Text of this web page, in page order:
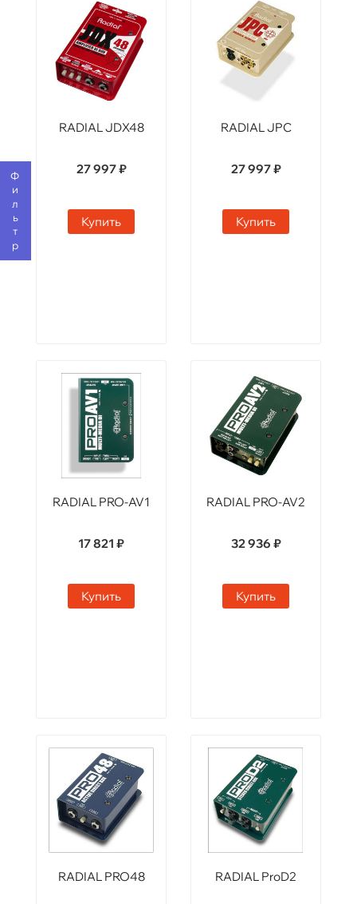
Фильтр
RADIAL JDX48
27 997 ₽
Купить
RADIAL JPC
27 997 ₽
Купить
RADIAL PRO-AV1
17 821 ₽
Купить
RADIAL PRO-AV2
32 936 ₽
Купить
RADIAL PRO48 RADIAL ProD2